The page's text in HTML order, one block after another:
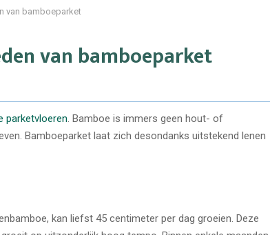
van bamboeparket
van bamboeparket
parketvloeren . Bamboe is immers geen hout- of
Bamboeparket laat zich desondanks uitstekend lenen
kan liefst 45 centimeter per dag groeien. Deze